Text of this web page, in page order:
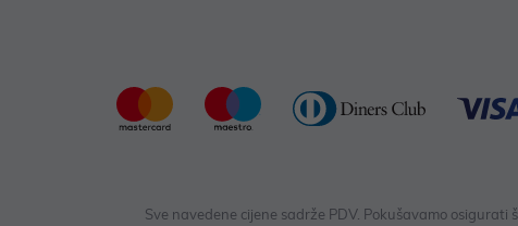
Sve navedene cijene sadrže PDV. Pokušavamo